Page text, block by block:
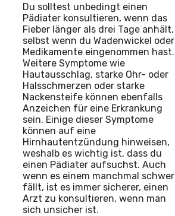
Du solltest unbedingt einen
Pädiater konsultieren, wenn das
Fieber länger als drei Tage anhält,
selbst wenn du Wadenwickel oder
Medikamente eingenommen hast.
Weitere Symptome wie
Hautausschlag, starke Ohr- oder
Halsschmerzen oder starke
Nackensteife können ebenfalls
Anzeichen für eine Erkrankung
sein. Einige dieser Symptome
können auf eine
Hirnhautentzündung hinweisen,
weshalb es wichtig ist, dass du
einen Pädiater aufsuchst. Auch
wenn es einem manchmal schwer
fällt, ist es immer sicherer, einen
Arzt zu konsultieren, wenn man
sich unsicher ist.